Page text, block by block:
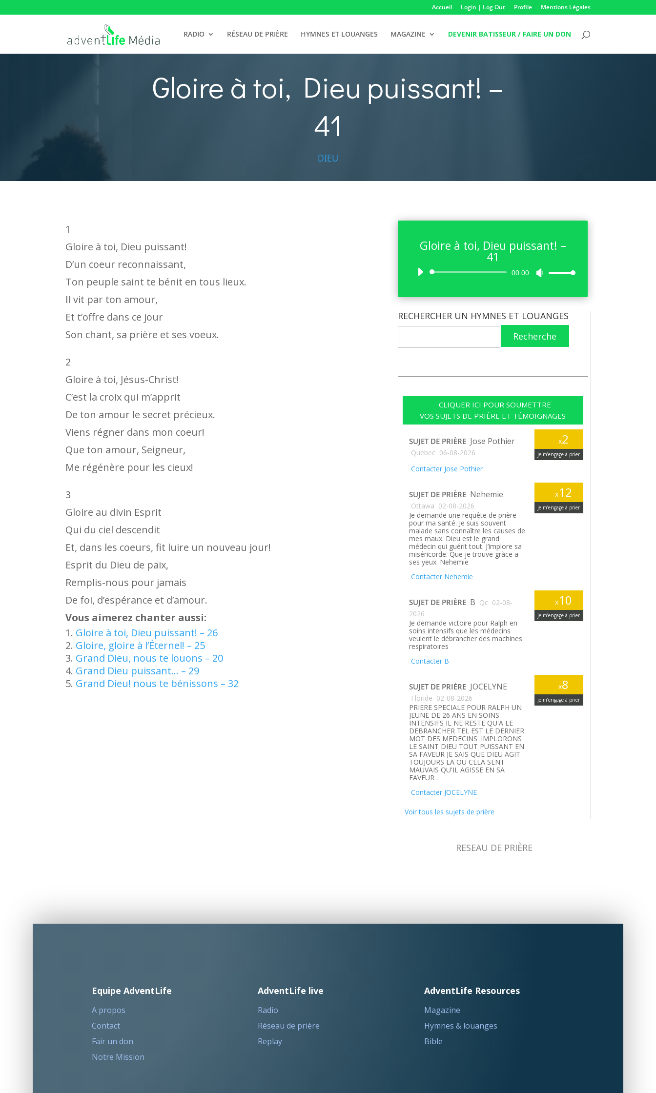
Accueil Login | Log Out Profile Mentions Légales
RADIO RÉSEAU DE PRIÈRE HYMNES ET LOUANGES MAGAZINE DEVENIR BATISSEUR / FAIRE UN DON
Gloire à toi, Dieu puissant! –
41
DIEU
1
Gloire à toi, Dieu puissant!
D’un coeur reconnaissant,
Ton peuple saint te bénit en tous lieux.
Il vit par ton amour,
Et t’offre dans ce jour
Son chant, sa prière et ses voeux.
2
Gloire à toi, Jésus-Christ!
C’est la croix qui m’apprit
De ton amour le secret précieux.
Viens régner dans mon coeur!
Que ton amour, Seigneur,
Me régénère pour les cieux!
3
Gloire au divin Esprit
Qui du ciel descendit
Et, dans les coeurs, fit luire un nouveau jour!
Esprit du Dieu de paix,
Remplis-nous pour jamais
De foi, d’espérance et d’amour.
Vous aimerez chanter aussi:
Gloire à toi, Dieu puissant! – 26
Gloire, gloire à l’Éternel! – 25
Grand Dieu, nous te louons – 20
Grand Dieu puissant… – 29
Grand Dieu! nous te bénissons – 32
Gloire à toi, Dieu puissant! –
41
Lecteur00:00
Utilisez
pour
ou
RECHERCHER UN HYMNES ET LOUANGES
Recherche
CLIQUER ICI POUR SOUMETTRE
VOS SUJETS DE PRIÈRE ET TÉMOIGNAGES
x2
je m’engage à prier
SUJET DE PRIÈRE Jose Pothier
Quebec 06-08-2026
Contacter Jose Pothier
x12
je m’engage à prier
SUJET DE PRIÈRE Nehemie
Ottawa 02-08-2026
Je demande une requête de prière
pour ma santé. Je suis souvent
malade sans connaître les causes de
mes maux. Dieu est le grand
médecin qui guérit tout. J’implore sa
miséricorde. Que je trouve gràce a
ses yeux. Nehemie
Contacter Nehemie
x10
je m’engage à prier
SUJET DE PRIÈRE B Qc 02-08-
2026
Je demande victoire pour Ralph en
soins intensifs que les médecins
veulent le débrancher des machines
respiratoires
Contacter B
x8
je m’engage à prier
SUJET DE PRIÈRE JOCELYNE
Floride 02-08-2026
PRIERE SPECIALE POUR RALPH UN
JEUNE DE 26 ANS EN SOINS
INTENSIFS IL NE RESTE QU'A LE
DEBRANCHER TEL EST LE DERNIER
MOT DES MEDECINS .IMPLORONS
LE SAINT DIEU TOUT PUISSANT EN
SA FAVEUR JE SAIS QUE DIEU AGIT
TOUJOURS LA OU CELA SENT
MAUVAIS QU'IL AGISSE EN SA
FAVEUR .
Contacter JOCELYNE
Voir tous les sujets de prière
RESEAU DE PRIÈRE
Equipe AdventLife
A propos
Contact
Fair un don
Notre Mission
AdventLife live
Radio
Réseau de prière
Replay
AdventLife Resources
Magazine
Hymnes & louanges
Bible